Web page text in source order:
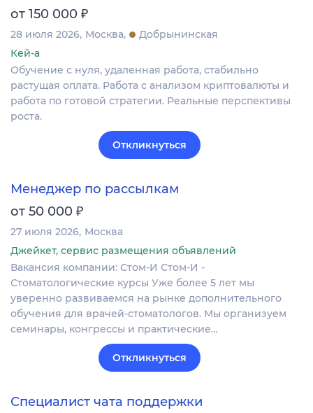
от 150 000 ₽
28 июля 2026 Москва
Добрынинская
Кей-а
Обучение с нуля, удаленная работа, стабильно
растущая оплата. Работа с анализом криптовалюты и
работа по готовой стратегии. Реальные перспективы
роста.
Откликнуться
Менеджер по рассылкам
от 50 000 ₽
27 июля 2026 Москва
Джейкет, сервис размещения объявлений
Вакансия компании: Стом-И Стом-И -
Стоматологические курсы Уже более 5 лет мы
уверенно развиваемся на рынке дополнительного
обучения для врачей-стоматологов. Мы организуем
семинары, конгрессы и практические…
Откликнуться
Специалист чата поддержки